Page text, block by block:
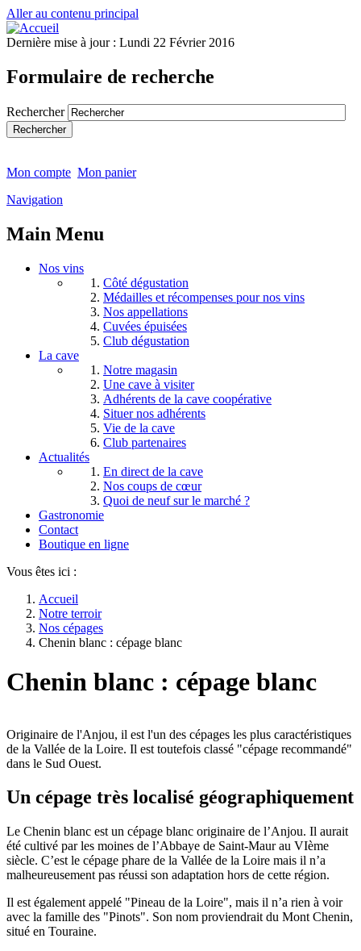
Aller au contenu principal
Dernière mise à jour : Lundi 22 Février 2016
Formulaire de recherche
Rechercher
Mon compte Mon panier
Navigation
Main Menu
Nos vins
Côté dégustation
Médailles et récompenses pour nos vins
Nos appellations
Cuvées épuisées
Club dégustation
La cave
Notre magasin
Une cave à visiter
Adhérents de la cave coopérative
Situer nos adhérents
Vie de la cave
Club partenaires
Actualités
En direct de la cave
Nos coups de cœur
Quoi de neuf sur le marché ?
Gastronomie
Contact
Boutique en ligne
Vous êtes ici :
Accueil
Notre terroir
Nos cépages
Chenin blanc : cépage blanc
Chenin blanc : cépage blanc
Originaire de l'Anjou, il est l'un des cépages les plus caractéristiques
de la Vallée de la Loire. Il est toutefois classé "cépage recommandé"
dans le Sud Ouest.
Un cépage très localisé géographiquement
Le Chenin blanc est un cépage blanc originaire de l’Anjou. Il aurait
été cultivé par les moines de l’Abbaye de Saint-Maur au VIème
siècle. C’est le cépage phare de la Vallée de la Loire mais il n’a
malheureusement pas réussi son adaptation hors de cette région.
Il est également appelé "Pineau de la Loire", mais il n’a rien à voir
avec la famille des "Pinots". Son nom proviendrait du Mont Chenin,
situé en Touraine.